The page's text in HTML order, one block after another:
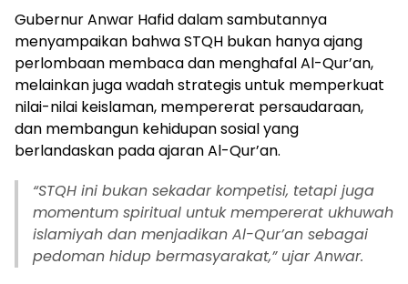
Gubernur Anwar Hafid dalam sambutannya
menyampaikan bahwa STQH bukan hanya ajang
perlombaan membaca dan menghafal Al-Qur’an,
melainkan juga wadah strategis untuk memperkuat
nilai-nilai keislaman, mempererat persaudaraan,
dan membangun kehidupan sosial yang
berlandaskan pada ajaran Al-Qur’an.
“STQH ini bukan sekadar kompetisi, tetapi juga
momentum spiritual untuk mempererat ukhuwah
islamiyah dan menjadikan Al-Qur’an sebagai
pedoman hidup bermasyarakat,” ujar Anwar.